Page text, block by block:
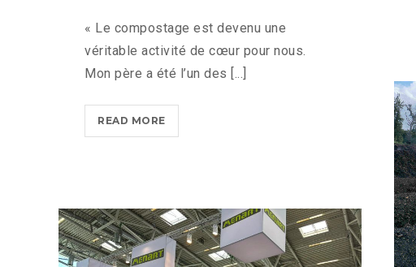
« Le compostage est devenu une
véritable activité de cœur pour nous.
Mon père a été l’un des [...]
READ MOREFRANCE
:
MATIÈRE
ORGANIQUE